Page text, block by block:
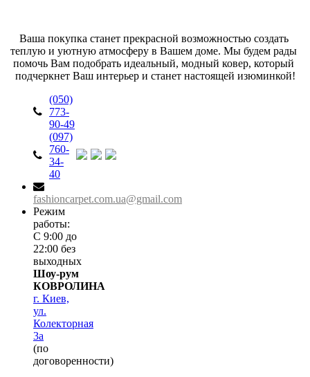
Ваша покупка станет прекрасной возможностью создать
теплую и уютную атмосферу в Вашем доме. Мы будем рады
помочь Вам подобрать идеальный, модный ковер, который
подчеркнет Ваш интерьер и станет настоящей изюминкой!
(050)
773-
90-49
(097)
760-
34-
40
fashioncarpet.com.ua@gmail.com
Режим
работы:
С 9:00 до
22:00 без
выходных
Шоу-рум
КОВРОЛИНА
г. Киев,
ул.
Колекторная
3а
(по
договоренности)